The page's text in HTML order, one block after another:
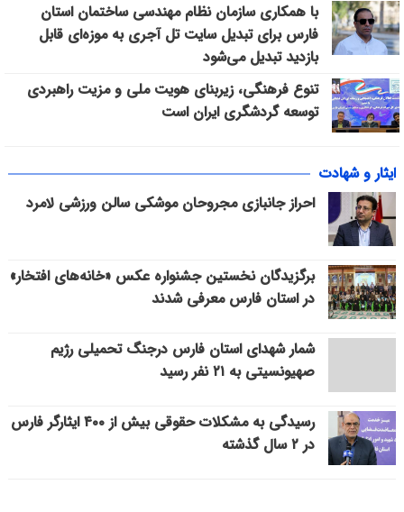
با همکاری سازمان نظام مهندسی ساختمان استان
فارس برای تبدیل سایت تل آجری به موزه‌ای قابل
بازدید تبدیل می‌شود
تنوع فرهنگی، زیربنای هویت ملی و مزیت راهبردی
توسعه گردشگری ایران است
ایثار و شهادت
احراز جانبازی مجروحان موشکی سالن ورزشی لامرد
برگزیدگان نخستین جشنواره عکس «خانه‌های افتخار»
در استان فارس معرفی شدند
شمار شهدای استان فارس درجنگ تحمیلی رژیم
صهیونسیتی به ۲۱ نفر رسید
رسیدگی به مشکلات حقوقی بیش از ۴۰۰ ایثارگر فارس
در ۲ سال گذشته